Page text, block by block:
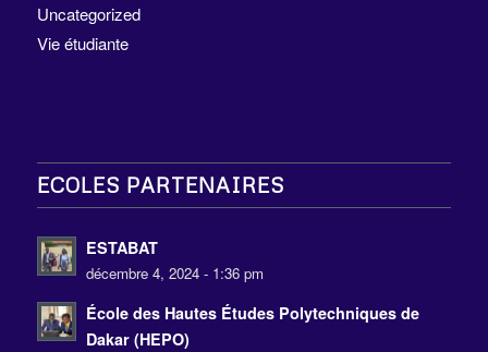
Uncategorized
Vie étudiante
ECOLES PARTENAIRES
ESTABAT
décembre 4, 2024 - 1:36 pm
École des Hautes Études Polytechniques de
Dakar (HEPO)